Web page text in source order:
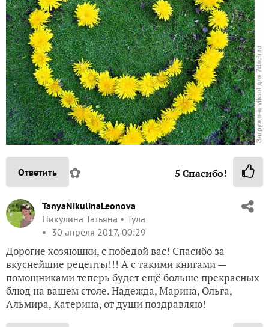
Ответить ✿ 5 Спасибо!
TanyaNikulinaLeonova
Никулина Татьяна
Тула
30 апреля 2017, 00:29
Дорогие хозяюшки, с победой вас! Спасибо за
вкуснейшие рецепты!!! А с такими книгами —
помощниками теперь будет ещё больше прекрасных
блюд на вашем столе. Надежда, Марина, Ольга,
Альмира, Катерина, от души поздравляю!